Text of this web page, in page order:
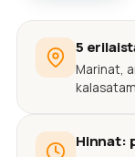
5
Marinat,
Hinnat: